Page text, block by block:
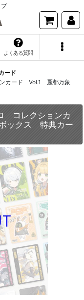
よくある質問
ード
ンカード Vol.1 麗都万象
コレクションカ
ックス 特典カー